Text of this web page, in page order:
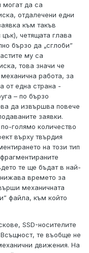
могат да са
отдалечени едни
към такъв
четящата глава
бързо да „сглоби”
му са
това значи че
работа, за
от една страна -
– по бързо
да извършва повече
заявки.
голямо количество
върху твърдия
на този тип
те ще бъдат в най-
времето за
механичната
файла, към който
SSD-носителите
те въобще не
движения. На